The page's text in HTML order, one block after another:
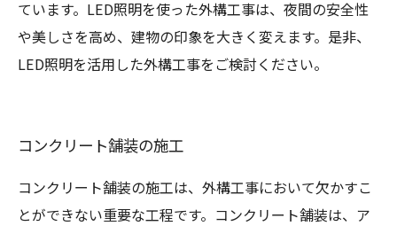
ています。LED照明を使った外構工事は、夜間の安全性
や美しさを高め、建物の印象を大きく変えます。是非、
LED照明を活用した外構工事をご検討ください。
コンクリート舗装の施工
コンクリート舗装の施工は、外構工事において欠かすこ
とができない重要な工程です。コンクリート舗装は、ア